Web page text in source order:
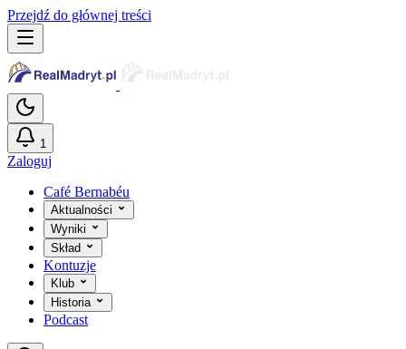
Przejdź do głównej treści
1
Zaloguj
Café Bernabéu
Aktualności
Wyniki
Skład
Kontuzje
Klub
Historia
Podcast